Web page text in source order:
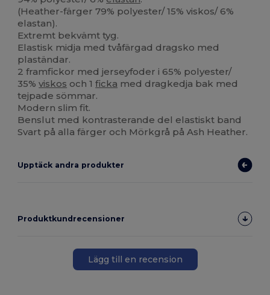
(Heather-färger 79% polyester/ 15% viskos/ 6%
elastan).
Extremt bekvämt tyg.
Elastisk midja med tvåfärgad dragsko med
plaständar.
2 framfickor med jerseyfoder i 65% polyester/
35%viskos och 1ficka med dragkedja bak med
tejpade sömmar.
Modern slim fit.
Benslut med kontrasterande del elastiskt band
Svart på alla färger och Mörkgrå på Ash Heather.
Upptäck andra produkter
Produktkundrecensioner
Lägg till en recension